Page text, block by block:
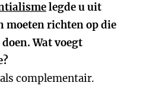
legde u uit
moeten richten op die
Wat voegt
complementair.